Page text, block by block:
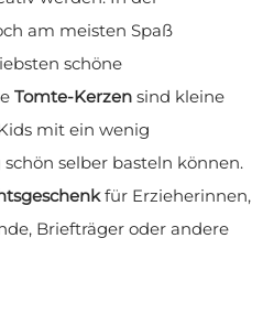
am meisten Spaß
schöne
Tomte-Kerzen sind kleine
mit ein wenig
selber basteln können.
für Erzieherinnen,
Briefträger oder andere